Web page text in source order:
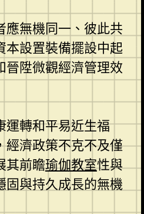
應無機同一、彼此共
本設置裝備擺設中起
晉陞微觀經濟管理效
運轉和平易近生福
經濟政策不克不及僅
其前瞻瑜伽教室性與
固與持久成長的無機